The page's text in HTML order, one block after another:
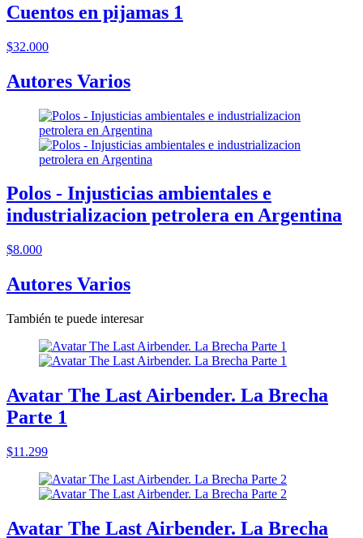
Cuentos en pijamas 1
$32.000
Autores Varios
Polos - Injusticias ambientales e
industrializacion petrolera en Argentina
$8.000
Autores Varios
También te puede interesar
Avatar The Last Airbender. La Brecha
Parte 1
$11.299
Avatar The Last Airbender. La Brecha